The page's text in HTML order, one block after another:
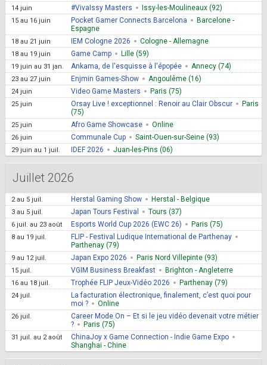
14 juin #VivaIssy Masters Issy-les-Moulineaux (92)
15au 16 juin Pocket Gamer Connects Barcelona
Barcelone -
Espagne
18au 21 juin IEM Cologne 2026 Cologne - Allemagne
18au 19 juin Game Camp Lille (59)
19 juin au 31 jan. Ankama, de l'esquisse à l'épopée Annecy (74)
23au 27 juin Enjmin Games-Show Angoulême (16)
24 juin Video Game Masters Paris (75)
25 juin Orsay Live ! exceptionnel : Renoir au Clair Obscur
Paris
(75)
25 juin Afro Game Showcase Online
26 juin Communale Cup Saint-Ouen-sur-Seine (93)
29 juin au 1 juil. IDEF 2026 Juan-les-Pins (06)
Juillet 2026
2au 5 juil. Herstal Gaming Show Herstal - Belgique
3au 5 juil. Japan Tours Festival Tours (37)
6 juil. au 23 août Esports World Cup 2026 (EWC 26) Paris (75)
8au 19 juil.
FLIP - Festival Ludique International de Parthenay
Parthenay (79)
9au 12 juil. Japan Expo 2026 Paris Nord Villepinte (93)
15 juil. VGIM Business Breakfast Brighton - Angleterre
16au 18 juil. Trophée FLIP Jeux-Vidéo 2026 Parthenay (79)
24 juil.
La facturation électronique, finalement, c’est quoi pour
moi ?
Online
26 juil.
Career Mode On – Et si le jeu vidéo devenait votre métier
?
Paris (75)
31 juil. au 2 août
ChinaJoy x Game Connection - Indie Game Expo
Shanghai - Chine